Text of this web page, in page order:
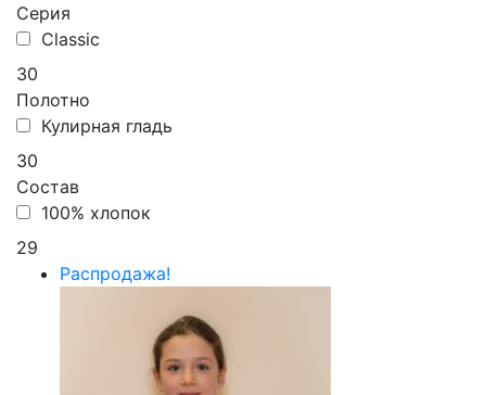
Серия
Classic
30
Полотно
Кулирная гладь
30
Состав
100% хлопок
29
Распродажа!